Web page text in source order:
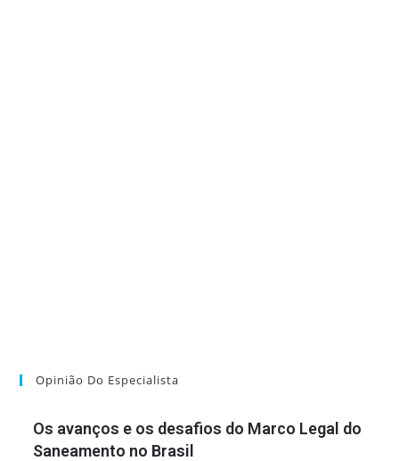
Opinião Do Especialista
Os avanços e os desafios do Marco Legal do
Saneamento no Brasil